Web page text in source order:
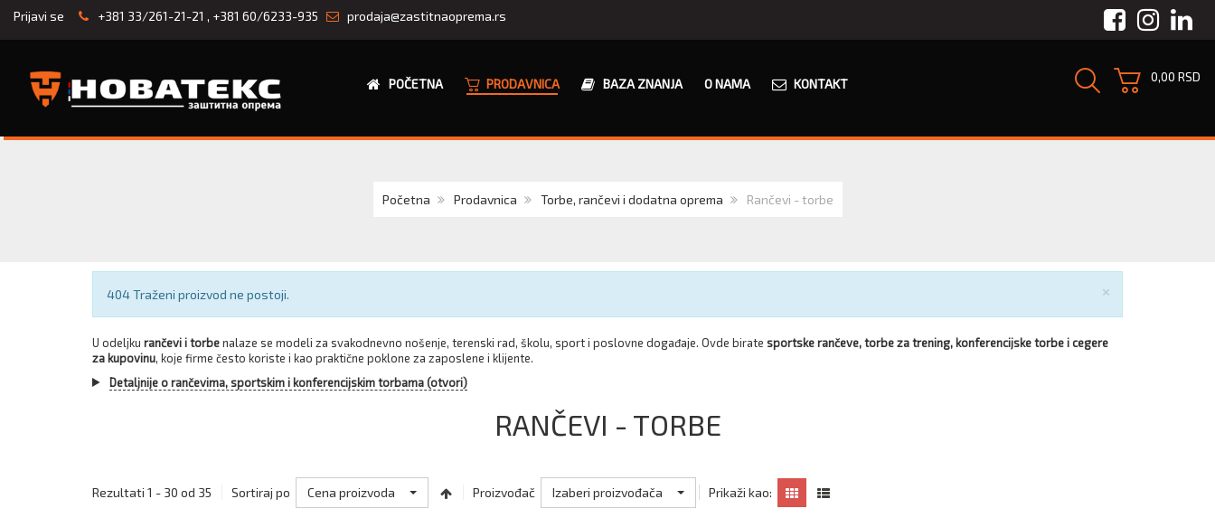
Prijavi se +381 33/261-21-21 , +381 60/6233-935 prodaja@zastitnaoprema.rs Facebook
POČETNA PRODAVNICA BAZA ZNANJA O NAMA KONTAKT 0,00 RSD
Početna Prodavnica Torbe, rančevi i dodatna oprema Rančevi - torbe
×Zatvori
Obaveštenje
404 Traženi proizvod ne postoji.
U odeljku rančevi i torbenalaze se modeli za svakodnevno nošenje, terenski rad, školu, sport i poslovne događaje. Ovde birate sportske rančeve, torbe za trening, konferencijske torbe i cegere
za kupovinu, koje firme često koriste i kao praktične poklone za zaposlene i klijente.
Detaljnije o rančevima, sportskim i konferencijskim torbama (otvori)
RANČEVI - TORBE
Rezultati 1 - 30 od 35 Sortiraj po Cena proizvoda Proizvođač Izaberi proizvođača Prikaži kao: